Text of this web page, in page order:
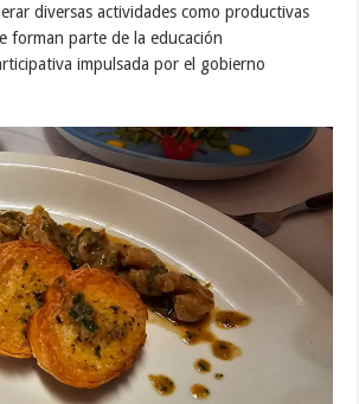
diversas actividades como productivas
forman parte de la educación
impulsada por el gobierno